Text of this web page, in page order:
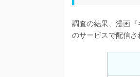
調査の結果、漫画
のサービスで配信さ